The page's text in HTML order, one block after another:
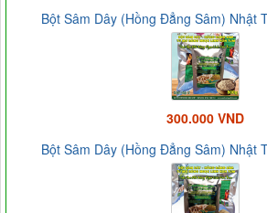
Bột Sâm Dây (Hồng Đẳng Sâm) Nhật
300.000 VND
Bột Sâm Dây (Hồng Đẳng Sâm) Nhật